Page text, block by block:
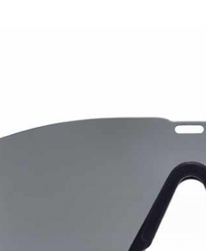
Hi-Def Smoke
Lens